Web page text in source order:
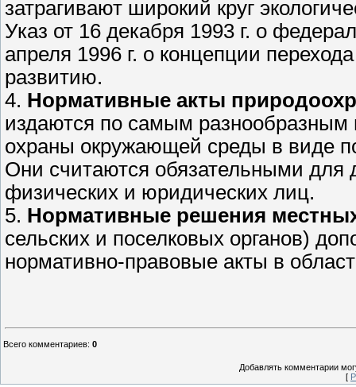
затрагивают широкий круг
Указ от 16 декабря 1993 г. о
апреля 1996 г. о концепции
развитию.
4. Нормативные акты
издаются по самым разнообразным
охраны окружающей среды в виде
Они считаются обязательными для
физических и юридических лиц.
5. Нормативные решения
сельских и поселковых органов)
нормативно-правовые акты в
Всего комментариев: 0
Добавлять комментарии
[